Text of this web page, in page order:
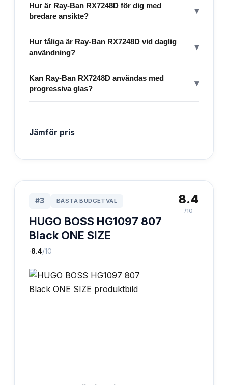
Hur är Ray-Ban RX7248D för dig med
bredare ansikte?
▾
Hur tåliga är Ray-Ban RX7248D vid daglig
användning?
▾
Kan Ray-Ban RX7248D användas med
progressiva glas?
▾
Jämför pris
#3 BÄSTA BUDGETVAL
HUGO BOSS HG1097 807
Black ONE SIZE
·8.4/10
8.4
/10